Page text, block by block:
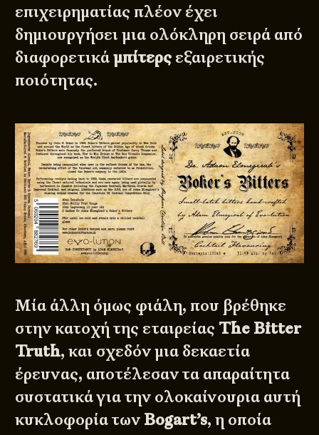
επιχειρηματίας πλέον έχει
δημιουργήσει μια ολόκληρη σειρά από
διαφορετικάμπίτερς εξαιρετικής
ποιότητας.
Μία άλλη όμως φιάλη, που βρέθηκε
στην κατοχή της εταιρείας The Bitter
Truth, και σχεδόν μια δεκαετία
έρευνας, αποτέλεσαν τα απαραίτητα
συστατικά για την ολοκαίνουρια αυτή
κυκλοφορία των Bogart’s, η οποία